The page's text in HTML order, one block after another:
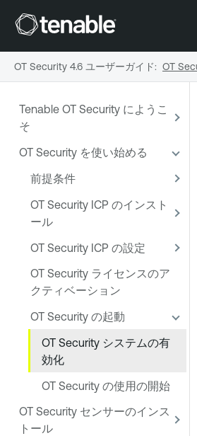
Tenable OT Security にようこ
そ
OT Security を使い始める
前提条件
OT Security ICP のインスト
ール
OT Security ICP の設定
OT Security ライセンスのア
クティベーション
OT Security の起動
OT Security システムの有
効化
OT Security の使用の開始
OT Security センサーのインス
トール
OT Security 4.6 ユーザーガイド: OT